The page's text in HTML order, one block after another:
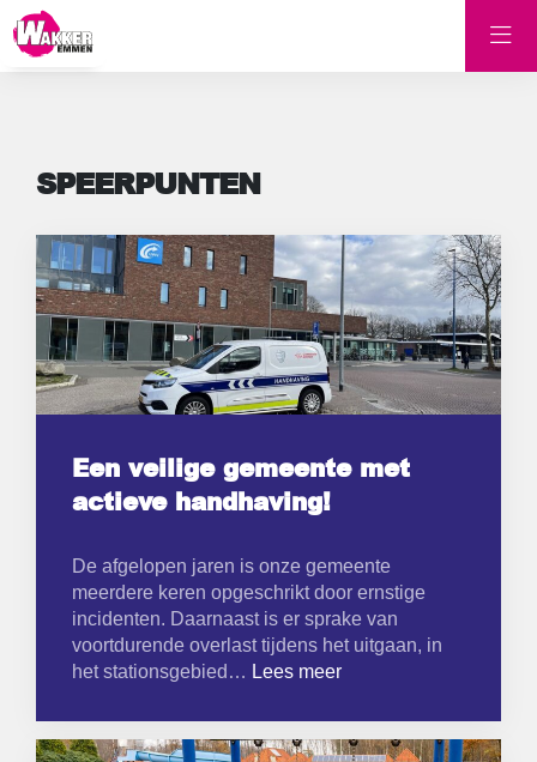
SPEERPUNTEN
Een veilige gemeente met
actieve handhaving!
De afgelopen jaren is onze gemeente
meerdere keren opgeschrikt door ernstige
incidenten. Daarnaast is er sprake van
voortdurende overlast tijdens het uitgaan, in
het stationsgebied… Lees meer